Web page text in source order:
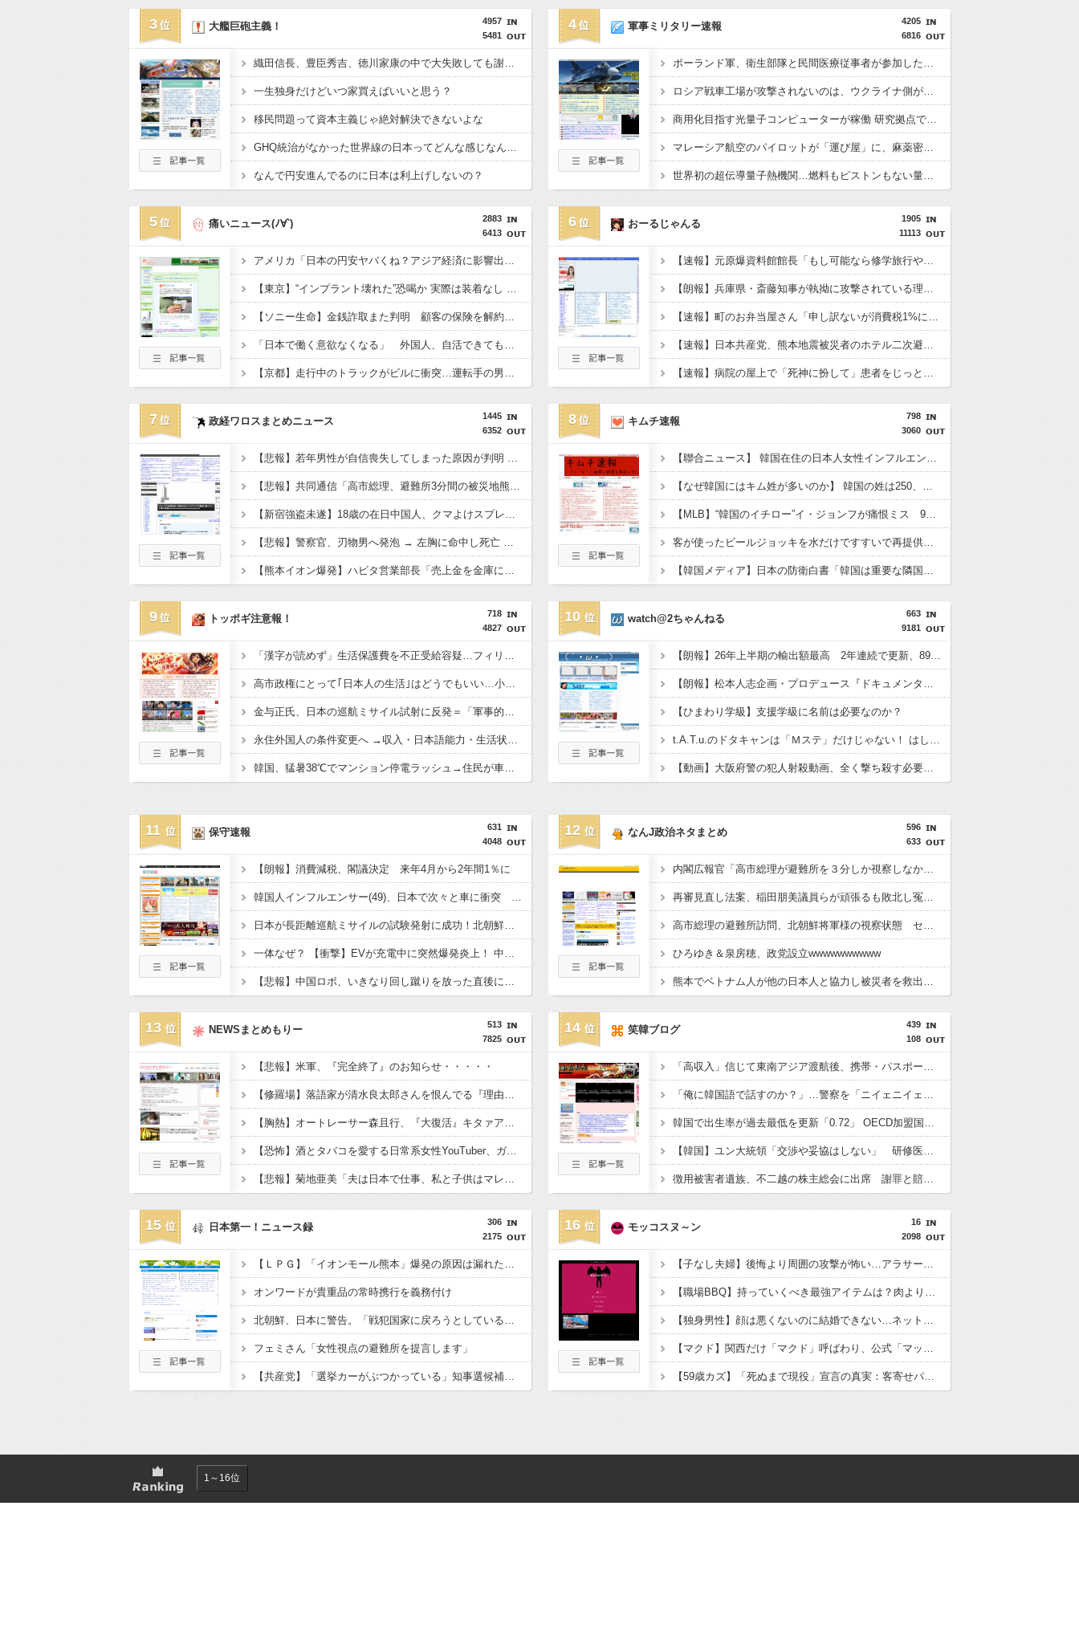
3
4957
5481
大艦巨砲主義！
織田信長、豊臣秀吉、徳川家康の中で大失敗しても謝ったら許してくれそうなのって徳川家康だよな
一生独身だけどいつ家買えばいいと思う？
移民問題って資本主義じゃ絶対解決できないよな
GHQ統治がなかった世界線の日本ってどんな感じなんだろうな
なんで円安進んでるのに日本は利上げしないの？
4
4205
6816
軍事ミリタリー速報
ポーランド軍、衛生部隊と民間医療従事者が参加した戦場医療訓練を実施！
ロシア戦車工場が攻撃されないのは、ウクライナ側が標的優先順位は低いとは判断か？！
商用化目指す光量子コンピューターが稼働 研究拠点で世界初…産総研など！
マレーシア航空のパイロットが「運び屋」に、麻薬密輸容疑で拘束…最高刑は死刑！
世界初の超伝導量子熱機関…燃料もピストンもない量子エンジンが回った！
5
2883
6413
痛いニュース(ﾉ∀`)
アメリカ「日本の円安ヤバくね？アジア経済に影響出るし。」
【東京】“インプラント壊れた”恐喝か 実際は装着なし 55歳男逮捕「100件で4000万円得た」
【ソニー生命】金銭詐取また判明 顧客の保険を解約させ遊興費などに
「日本で働く意欲なくなる」 外国人、自活できても新要件「届かない」…永住許可厳格化で「日本離れ」か
【京都】走行中のトラックがビルに衝突…運転手の男性が意識不明の重体 宇治市
6
1905
11113
おーるじゃんる
【速報】元原爆資料館館長「もし可能なら修学旅行や平和学習の小学生に炎天下で腐敗した遺体の臭いを再現し嗅がせたい」
【朗報】兵庫県・斎藤知事が執拗に攻撃されている理由判明、県民も知らなかった「多額の費用が発生する状況」を一斉排除
【速報】町のお弁当屋さん「申し訳ないが消費税1%になったらその分商品代を値上げするわ」 「うちも！」
【速報】日本共産党、熊本地震被災者のホテル二次避難の成果はウチだとアレオレ詐欺をはじめる
【速報】病院の屋上で「死神に扮して」患者をじっと見つめていた男性を逮捕
7
1445
6352
政経ワロスまとめニュース
【悲報】若年男性が自信喪失してしまった原因が判明 → ………
【悲報】共同通信「高市総理、避難所3分間の被災地熊本視察動画に批判！」 → 内閣報道官「避難所視察は51分間！大変な状況の中で、1時間近く受け入れていただき、感謝！」
【新宿強盗未遂】18歳の在日中国人、クマよけスプレー強盗指示の疑いで逮捕 → なお、他の複数の窃盗事件などにも関与していると見られる ………
【悲報】警察官、刃物男へ発泡 → 左胸に命中し死亡 → ﾈｯﾄ「手足を狙え」「過剰防衛だ」と批判の声…
【熊本イオン爆発】ハビタ営業部長「売上金を金庫に保管してほしいけど、無理なら全然いいです！と言った！」 → ﾈｯﾄ「無理ならいいけど絶対やれよ」だよな？」
8
798
3060
キムチ速報
【聯合ニュース】 韓国在住の日本人女性インフルエンサー ライブ配信中に死亡
【なぜ韓国にはキム姓が多いのか】 韓国の姓は250、日本は30万…歴史的背景を米学者分析「学問尊重と平和な歴史が原動力」
【MLB】“韓国のイチロー”イ・ジョンフが痛恨ミス 9回2死からまさか…サヨナラ負けに動けず、地元放送は同情「不運でした」
客が使ったビールジョッキを水だけですすいで再提供した日本の飲食店…韓国のネットで物議
【韓国メディア】日本の防衛白書「韓国は重要な隣国」 3年連続
9
718
4827
トッポギ注意報！
「漢字が読めず」生活保護費を不正受給容疑…フィリピン国籍の女を逮捕
高市政権にとって｢日本人の生活｣はどうでもいい…小野田紀美のSNS投稿でわかった｢外国人政策｣の本当の狙い
金与正氏、日本の巡航ミサイル試射に反発＝「軍事的対応」取る
永住外国人の条件変更へ →収入・日本語能力・生活状況を厳しく確認
韓国、猛暑38℃でマンション停電ラッシュ→住民が車へ避難
10
663
9181
watch@2ちゃんねる
【朗報】26年上半期の輸出額最高 2年連続で更新、8977億円 農水省「インバウンドの増加に伴い、日本食の認知度が向上」
【朗報】松本人志企画・プロデュース『ドキュメンタル』、アメリカで初の制作が決定！ 海外タイトル『LOL』として世界25ヶ国・地域で展開
【ひまわり学級】支援学級に名前は必要なのか？
t.A.T.u.のドタキャンは「Ｍステ」だけじゃない！ はしのえみ「来なかったんですよ…」
【動画】大阪府警の犯人射殺動画、全く撃ち殺す必要なかったｗｗｗｗｗｗｗｗｗｗｗ
11
631
4048
保守速報
【朗報】消費減税、閣議決定 来年4月から2年間1％に
韓国人インフルエンサー(49)、日本で次々と車に衝突 計7台巻き込み 八王子
日本が長距離巡航ミサイルの試験発射に成功！北朝鮮が激怒「日本が戦争国家になろうとしている」「絶対に傍観しない、必ず後悔させる」
一体なぜ？ 【衝撃】EVが充電中に突然爆発炎上！ 中国ネット「こういう場合って全額補償されるの？」
【悲報】中国ロボ、いきなり回し蹴りを放った直後にフリーズｗｗｗｗｗ
12
596
633
なんJ政治ネタまとめ
内閣広報官「高市総理が避難所を３分しか視察しなかったなんてデマ！50分いたぞ????」 →しかし事実上の視察は数分で正解
再審見直し法案、稲田朋美議員らが頑張るも敗北し冤罪当事者が失望する内容に終わる
高市総理の避難所訪問、北朝鮮将軍様の視察状態 セッティグされた場所に登場し 「ここは快適で至れり尽くせり、日本人で良かった」と賛美を受ける しかし他の避難所では…
ひろゆき＆泉房穂、政党設立wwwwwwwwww
熊本でベトナム人が他の日本人と協力し被災者を救出 →憂国者「助けたのは俺だ！！！この〇〇〇〇(差別的表現)！！！！」
13
513
7825
NEWSまとめもりー
【悲報】米軍、『完全終了』のお知らせ・・・・・
【修羅場】落語家が清水良太郎さんを恨んでる『理由』、ガチでヤバイ・・・・・
【胸熱】オートレーサー森且行、『大復活』キタァアアアーーーー！！
【恐怖】酒とタバコを愛する日常系女性YouTuber、ガチで体が終わる・・・
【悲報】菊地亜美「夫は日本で仕事、私と子供はマレーシア、夫は毎月会いに来る」←これどう思う？
14
439
108
笑韓ブログ
「高収入」信じて東南アジア渡航後、携帯・パスポート奪われ監禁…韓国人の被害急増
「俺に韓国語で話すのか？」…警察を「ニイェニイェニイェ」とからかう韓国滞在外国人の投稿動画が物議
韓国で出生率が過去最低を更新「0.72」 OECD加盟国で唯一 1を下回る
【韓国】ユン大統領「交渉や妥協はしない」 研修医集団ボイコット受け
徴用被害者遺族、不二越の株主総会に出席 謝罪と賠償求める
15
306
2175
日本第一！ニュース録
【ＬＰＧ】「イオンモール熊本」爆発の原因は漏れた液化石油ガスか…経産省、全国の大規模施設でガス供給設備の点検要請
オンワードが貴重品の常時携行を義務付け
北朝鮮、日本に警告。「戦犯国家に戻ろうとしている日本に軍事的選択肢を検討」
フェミさん「女性視点の避難所を提言します」
【共産党】「選挙カーがぶつかっている」知事選候補を支援する団体の街宣車が道路左側の電柱に衝突 県議と運動員が重傷 長野
16
16
2098
モッコスヌ～ン
【子なし夫婦】後悔より周囲の攻撃が怖い…アラサー夫婦の本音
【職場BBQ】持っていくべき最強アイテムは？肉より喜ばれる意外なもの
【独身男性】顔は悪くないのに結婚できない…ネット民の本音と自己責任論の逆説
【マクド】関西だけ「マクド」呼ばわり、公式「マック」との断絶が示す地域文化の逆説
【59歳カズ】「死ぬまで現役」宣言の真実：客寄せパンダか美談か、ネットの声を徹底検証
1～16位